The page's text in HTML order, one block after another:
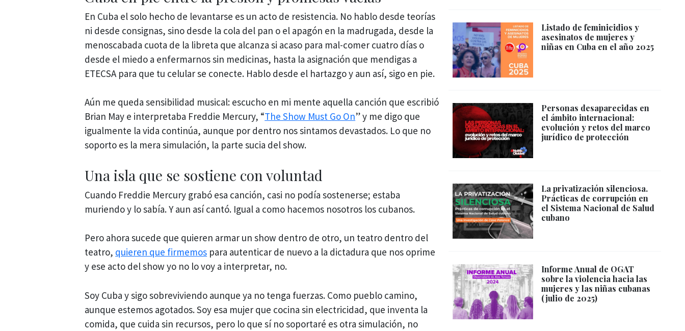
En Cuba el solo hecho de levantarse es un acto de resistencia. No hablo desde teorías
ni desde consignas, sino desde la cola del pan o el apagón en la madrugada, desde la
menoscabada cuota de la libreta que alcanza si acaso para mal-comer cuatro días o
desde el miedo a enfermarnos sin medicinas, hasta la asignación que mendigas a
ETECSA para que tu celular se conecte. Hablo desde el hartazgo y aun así, sigo en pie.
Aún me queda sensibilidad musical: escucho en mi mente aquella canción que escribió
Brian May e interpretaba Freddie Mercury, “The Show Must Go On” y me digo que
igualmente la vida continúa, aunque por dentro nos sintamos devastados. Lo que no
soporto es la mera simulación, la parte sucia del show.
Una isla que se sostiene con voluntad
Cuando Freddie Mercury grabó esa canción, casi no podía sostenerse; estaba
muriendo y lo sabía. Y aun así cantó. Igual a como hacemos nosotros los cubanos.
Pero ahora sucede que quieren armar un show dentro de otro, un teatro dentro del
teatro, quieren que firmemos para autenticar de nuevo a la dictadura que nos oprime
y ese acto del show yo no lo voy a interpretar, no.
Soy Cuba y sigo sobreviviendo aunque ya no tenga fuerzas. Como pueblo camino,
aunque estemos agotados. Soy esa mujer que cocina sin electricidad, que inventa la
comida, que cuida sin recursos, pero lo que sí no soportaré es otra simulación, no
Listado de feminicidios y
asesinatos de mujeres y
niñas en Cuba en el año 2025
Personas desaparecidas en
el ámbito internacional:
evolución y retos del marco
jurídico de protección
La privatización silenciosa.
Prácticas de corrupción en
el Sistema Nacional de Salud
cubano
Informe Anual de OGAT
sobre la violencia hacia las
mujeres y las niñas cubanas
(julio de 2025)